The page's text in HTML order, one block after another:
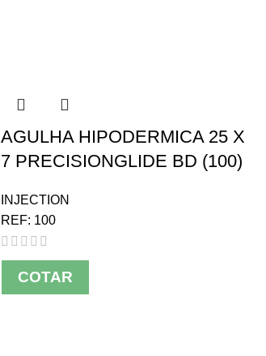
AGULHA HIPODERMICA 25 X
7 PRECISIONGLIDE BD (100)
INJECTION
REF: 100
COTAR